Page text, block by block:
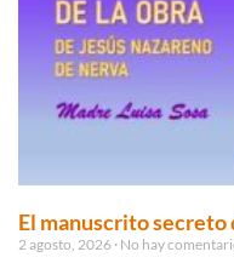
El manuscrito secreto
2 agosto, 2026 No hay